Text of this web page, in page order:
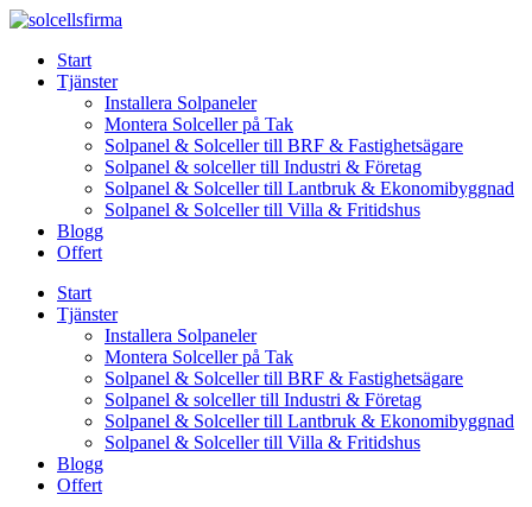
Skip
contentStart
Tjänster
Installera Solpaneler
Montera Solceller på Tak
Solpanel & Solceller till BRF & Fastighetsägare
Solpanel & solceller till Industri & Företag
Solpanel & Solceller till Lantbruk & Ekonomibyggnad
Solpanel & Solceller till Villa & Fritidshus
Blogg
Offert
Start
Tjänster
Installera Solpaneler
Montera Solceller på Tak
Solpanel & Solceller till BRF & Fastighetsägare
Solpanel & solceller till Industri & Företag
Solpanel & Solceller till Lantbruk & Ekonomibyggnad
Solpanel & Solceller till Villa & Fritidshus
Blogg
Offert